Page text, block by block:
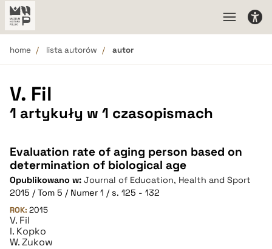
home lista autorów autor
V. Fil
1 artykuły w 1 czasopismach
Evaluation rate of aging person based on
determination of biological age
Opublikowano w: Journal of Education, Health and Sport
2015 / Tom 5 / Numer 1 / s. 125 - 132
ROK: 2015
V. Fil
I. Kopko
W. Zukow